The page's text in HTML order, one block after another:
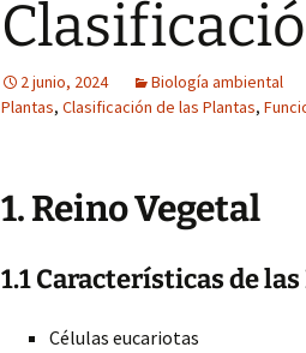
2 junio, 2024 Biología ambiental
Plantas, Clasificación de las Plantas,
1. Reino Vegetal
1.1 Características de
Células eucariotas